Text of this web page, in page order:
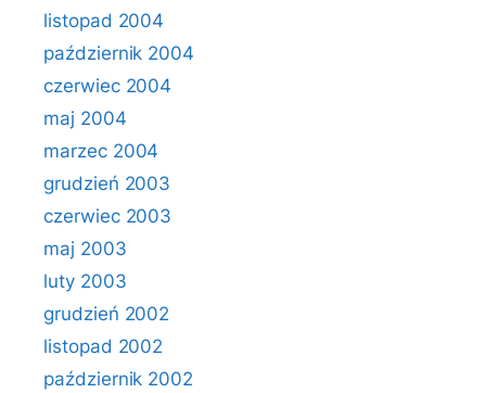
listopad 2004
październik 2004
czerwiec 2004
maj 2004
marzec 2004
grudzień 2003
czerwiec 2003
maj 2003
luty 2003
grudzień 2002
listopad 2002
październik 2002